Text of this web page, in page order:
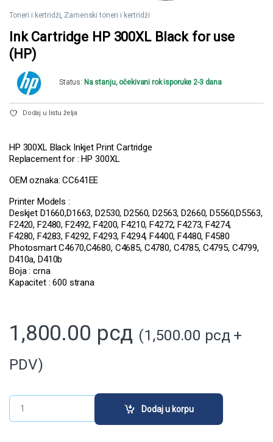
Toneri i kertridži, Zamenski toneri i kertridži
Ink Cartridge HP 300XL Black for use
(HP)
Status: Na stanju, očekivani rok isporuke 2-3 dana
Dodaj u listu želja
HP 300XL Black Inkjet Print Cartridge
Replacement for : HP 300XL
OEM oznaka: CC641EE
Printer Models :
Deskjet D1660,D1663, D2530, D2560, D2563, D2660, D5560,D5563,
F2420, F2480, F2492, F4200, F4210, F4272, F4273, F4274,
F4280, F4283, F4292, F4293, F4294, F4400, F4480, F4580
Photosmart C4670,C4680, C4685, C4780, C4785, C4795, C4799,
D410a, D410b
Boja : crna
Kapacitet : 600 strana
1,800.00 рсд (1,500.00 рсд+
PDV)
Ink Cartridge HP 300XL Black for use (HP) quantity
Dodaj u korpu